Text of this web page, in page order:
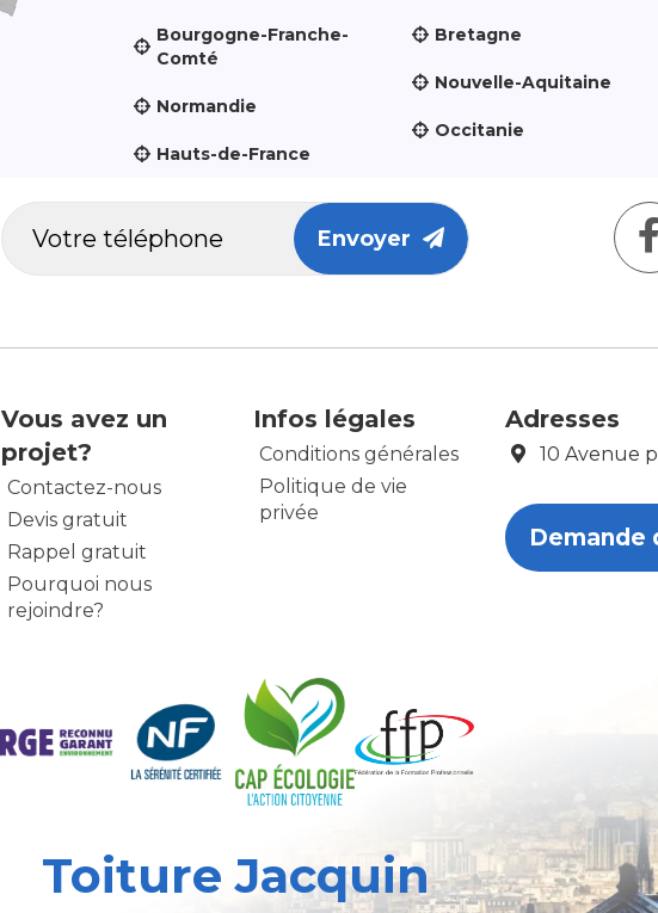
Bourgogne-Franche-
Comté
Normandie
Hauts-de-France
Bretagne
Nouvelle-Aquitaine
Occitanie
Envoyer
Vous avez un
projet?
Contactez-nous
Devis gratuit
Rappel gratuit
Pourquoi nous
rejoindre?
Infos légales
Conditions générales
Politique de vie
privée
Adresses
10 Avenue
Demande
Toiture Jacquin